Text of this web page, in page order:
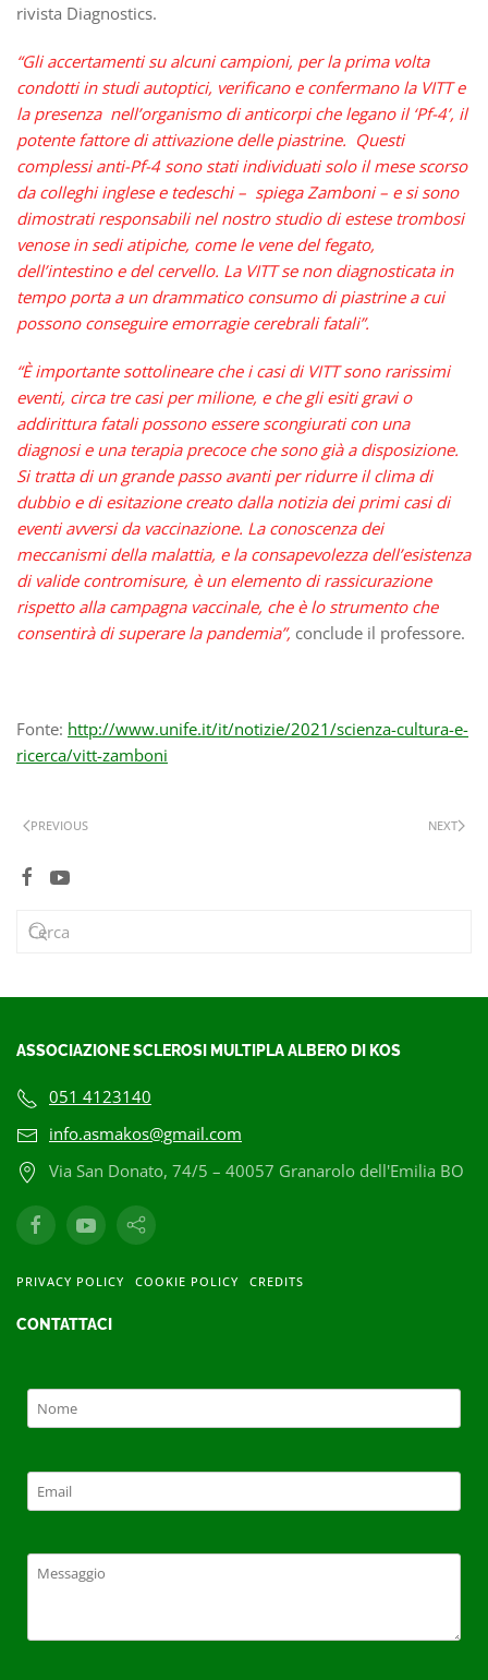
rivista Diagnostics.
“Gli accertamenti su alcuni campioni, per la prima volta
condotti in studi autoptici, verificano e confermano la VITT e
la presenza nell’organismo di anticorpi che legano il ‘Pf-4’, il
potente fattore di attivazione delle piastrine. Questi
complessi anti-Pf-4 sono stati individuati solo il mese scorso
da colleghi inglese e tedeschi – spiega Zamboni – e si sono
dimostrati responsabili nel nostro studio di estese trombosi
venose in sedi atipiche, come le vene del fegato,
dell’intestino e del cervello. La VITT se non diagnosticata in
tempo porta a un drammatico consumo di piastrine a cui
possono conseguire emorragie cerebrali fatali”.
“È importante sottolineare che i casi di VITT sono rarissimi
eventi, circa tre casi per milione, e che gli esiti gravi o
addirittura fatali possono essere scongiurati con una
diagnosi e una terapia precoce che sono già a disposizione.
Si tratta di un grande passo avanti per ridurre il clima di
dubbio e di esitazione creato dalla notizia dei primi casi di
eventi avversi da vaccinazione. La conoscenza dei
meccanismi della malattia, e la consapevolezza dell’esistenza
di valide contromisure, è un elemento di rassicurazione
rispetto alla campagna vaccinale, che è lo strumento che
consentirà di superare la pandemia”, conclude il professore.
Fonte: http://www.unife.it/it/notizie/2021/scienza-cultura-e-
ricerca/vitt-zamboni
PREVIOUS NEXT
ASSOCIAZIONE SCLEROSI MULTIPLA ALBERO DI KOS
051 4123140
info.asmakos@gmail.com
Via San Donato, 74/5 – 40057 Granarolo dell'Emilia BO
PRIVACY POLICY COOKIE POLICY CREDITS
CONTATTACI